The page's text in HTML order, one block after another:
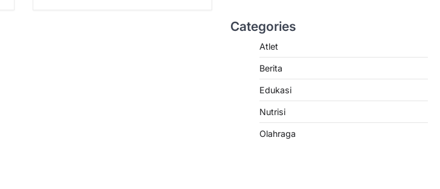
Categories
Atlet
Berita
Edukasi
Nutrisi
Olahraga